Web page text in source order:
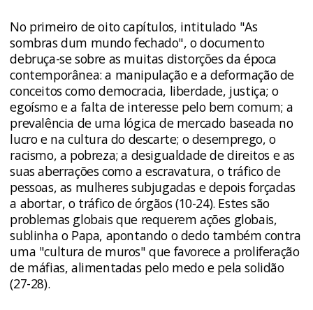
No primeiro de oito capítulos, intitulado "As
sombras dum mundo fechado", o documento
debruça-se sobre as muitas distorções da época
contemporânea: a manipulação e a deformação de
conceitos como democracia, liberdade, justiça; o
egoísmo e a falta de interesse pelo bem comum; a
prevalência de uma lógica de mercado baseada no
lucro e na cultura do descarte; o desemprego, o
racismo, a pobreza; a desigualdade de direitos e as
suas aberrações como a escravatura, o tráfico de
pessoas, as mulheres subjugadas e depois forçadas
a abortar, o tráfico de órgãos (10-24). Estes são
problemas globais que requerem ações globais,
sublinha o Papa, apontando o dedo também contra
uma "cultura de muros" que favorece a proliferação
de máfias, alimentadas pelo medo e pela solidão
(27-28).